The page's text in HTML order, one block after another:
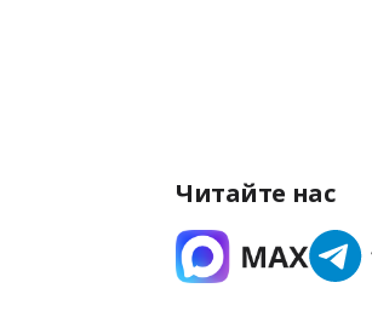
Читайте нас